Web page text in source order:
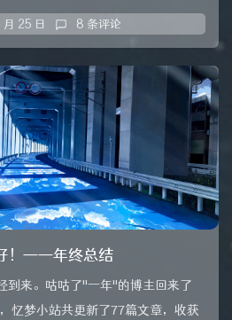
25 日 8 条评论
！——年终总结
到来。咕咕了"一年"的博主回来了
忆梦小站共更新了77篇文章，收获